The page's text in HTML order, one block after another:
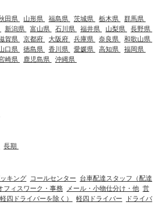
田県 山形県 福島県 茨城県 栃木県
群馬県
新潟県 富山県 石川県 福井県 山梨県
長野県
賀県 京都府 大阪府 兵庫県 奈良県
和歌山県
口県 徳島県 香川県 愛媛県 高知県
福岡県
崎県 鹿児島県 沖縄県
長期
キング コールセンター
台車配達スタッフ（配達
フィスワーク・事務 メール・小物仕分け・他 営
四ドライバーを除く） 軽四ドライバー
ドライバ